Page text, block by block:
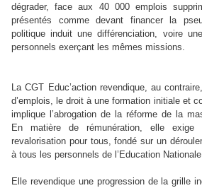
dégrader, face aux 40 000 emplois
présentés comme devant financer la
politique induit une différenciation, voire
personnels exerçant les mêmes missions.
La CGT Educ’action revendique, au
d’emplois, le droit à une formation initiale et
implique l’abrogation de la réforme de la
En matière de rémunération, elle exige
revalorisation pour tous, fondé sur un
à tous les personnels de l’Education Nationale.
Elle revendique une progression de la grille